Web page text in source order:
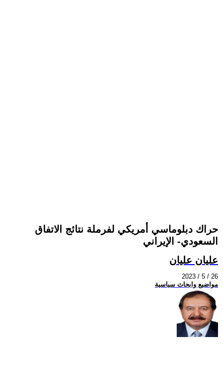
حراك دبلوماسي أمريكي لفرملة نتائج الاتفاق
السعودي- الإيراني
عليان عليان
2023 / 5 / 26
مواضيع وابحاث سياسية